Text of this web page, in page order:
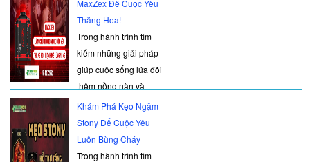
MaxZex Để Cuộc Yêu
Thăng Hoa!
Trong hành trình tìm
kiếm những giải pháp
giúp cuộc sống lứa đôi
thêm nồng nàn và
hạnh phúc, viên uống
MaxZex đã và đang là
một cái tên nhận được
sự quan t
Khám Phá Kẹo Ngậm
Stony Để Cuộc Yêu
Luôn Bùng Cháy
Trong hành trình tìm